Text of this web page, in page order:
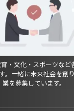
・文化・スポーツなど
。一緒に未来社会を創
業を募集しています。